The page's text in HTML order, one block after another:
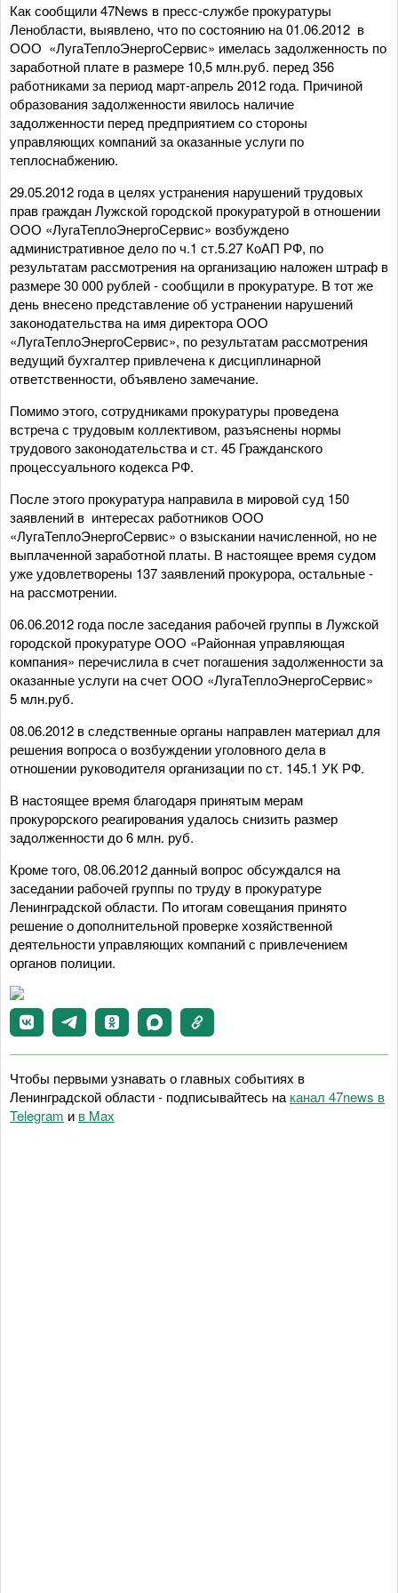
Как сообщили 47News в пресс-службе прокуратуры
Ленобласти, выявлено, что по состоянию на 01.06.2012 в
ООО «ЛугаТеплоЭнергоСервис» имелась задолженность по
заработной плате в размере 10,5 млн.руб. перед 356
работниками за период март-апрель 2012 года. Причиной
образования задолженности явилось наличие
задолженности перед предприятием со стороны
управляющих компаний за оказанные услуги по
теплоснабжению.
29.05.2012 года в целях устранения нарушений трудовых
прав граждан Лужской городской прокуратурой в отношении
ООО «ЛугаТеплоЭнергоСервис» возбуждено
административное дело по ч.1 ст.5.27 КоАП РФ, по
результатам рассмотрения на организацию наложен штраф в
размере 30 000 рублей - сообщили в прокуратуре. В тот же
день внесено представление об устранении нарушений
законодательства на имя директора ООО
«ЛугаТеплоЭнергоСервис», по результатам рассмотрения
ведущий бухгалтер привлечена к дисциплинарной
ответственности, объявлено замечание.
Помимо этого, сотрудниками прокуратуры проведена
встреча с трудовым коллективом, разъяснены нормы
трудового законодательства и ст. 45 Гражданского
процессуального кодекса РФ.
После этого прокуратура направила в мировой суд 150
заявлений в интересах работников ООО
«ЛугаТеплоЭнергоСервис» о взыскании начисленной, но не
выплаченной заработной платы. В настоящее время судом
уже удовлетворены 137 заявлений прокурора, остальные -
на рассмотрении.
06.06.2012 года после заседания рабочей группы в Лужской
городской прокуратуре ООО «Районная управляющая
компания» перечислила в счет погашения задолженности за
оказанные услуги на счет ООО «ЛугаТеплоЭнергоСервис»
5 млн.руб.
08.06.2012 в следственные органы направлен материал для
решения вопроса о возбуждении уголовного дела в
отношении руководителя организации по ст. 145.1 УК РФ.
В настоящее время благодаря принятым мерам
прокурорского реагирования удалось снизить размер
задолженности до 6 млн. руб.
Кроме того, 08.06.2012 данный вопрос обсуждался на
заседании рабочей группы по труду в прокуратуре
Ленинградской области. По итогам совещания принято
решение о дополнительной проверке хозяйственной
деятельности управляющих компаний с привлечением
органов полиции.
Чтобы первыми узнавать о главных событиях в
Ленинградской области - подписывайтесь на канал 47news в
Telegram и в Maх